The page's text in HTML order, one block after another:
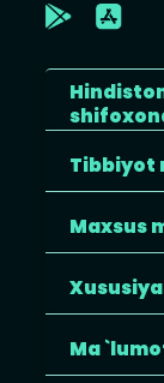
Tibbiyot
Maxsus
Ma